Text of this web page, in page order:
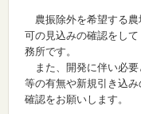
農振除外を希望する農
可の見込みの確認をし
務所です。
また、開発に伴い必要
等の有無や新規引き込
確認をお願いします。